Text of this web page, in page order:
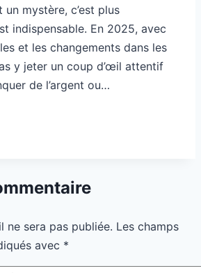
mystère, c’est plus
indispensable. En 2025, avec
et les changements dans les
y jeter un coup d’œil attentif
de l’argent ou…
ne sera pas publiée. Les champs
avec *